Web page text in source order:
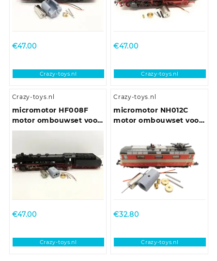
€47.00
Crazy-toys.nl
€47.00
Crazy-toys.nl
Crazy-toys.nl
micromotor HF008F
motor ombouwset voor
Fleischmann BR 03, BR
BR 119
€47.00
Crazy-toys.nl
Crazy-toys.nl
micromotor NH012C
motor ombouwset voor
€32.80
Crazy-toys.nl